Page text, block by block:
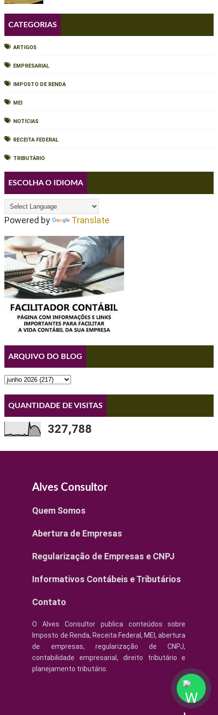
CATEGORIAS
ARTIGOS
EMPRESARIAL
IMPOSTO DE RENDA
MEI
NOTÍCIAS
RECEITA FEDERAL
TRIBUTÁRIO
ESCOLHA O IDIOMA
Powered by Translate
ARQUIVO DO BLOG
QUANTIDADE DE VISITAS
327,788
Alves Consultor
Quem Somos
Abertura de Empresas
Regularização de Empresas e CNPJ
Informativos Contábeis e Tributários
Contato
O Alves Consultor publica conteúdos sobre
Imposto de Renda, Receita Federal, MEI, abertura
de empresas, regularização de CNPJ,
contabilidade empresarial, direito tributário e
planejamento tributário.